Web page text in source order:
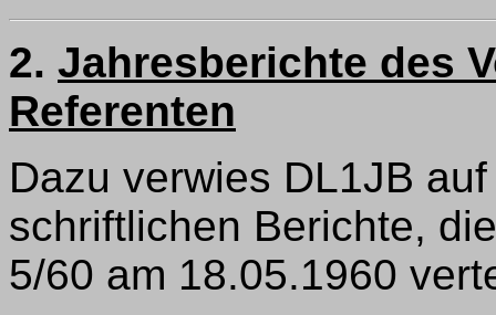
2. Jahresberichte des
Referenten
Dazu verwies DL1JB
schriftlichen Berichte,
5/60 am 18.05.1960